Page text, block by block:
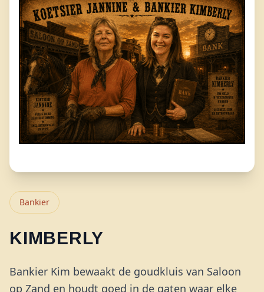
Bankier
KIMBERLY
Bankier Kim bewaakt de goudkluis van Saloon
op Zand en houdt goed in de gaten waar elke